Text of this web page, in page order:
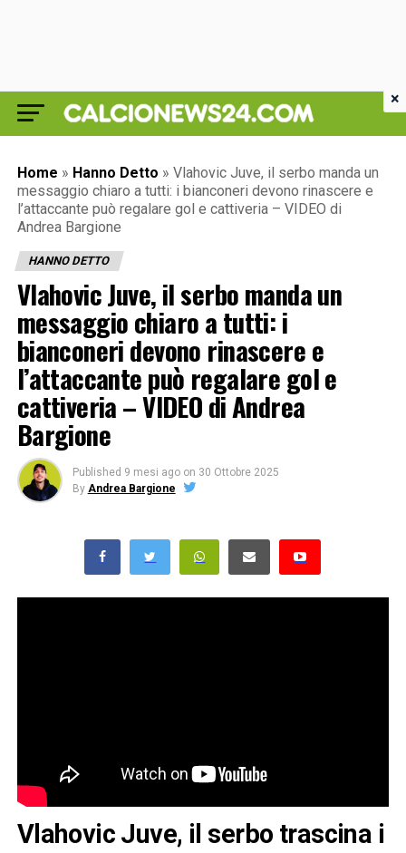
Home » Hanno Detto » Vlahovic Juve, il serbo manda un
messaggio chiaro a tutti: i bianconeri devono rinascere e
l’attaccante può regalare gol e cattiveria – VIDEO di
Andrea Bargione
HANNO DETTO
Vlahovic Juve, il serbo manda un
messaggio chiaro a tutti: i
bianconeri devono rinascere e
l’attaccante può regalare gol e
cattiveria – VIDEO di Andrea
Bargione
Published 9 mesi ago on 30 Ottobre 2025
By Andrea Bargione
Vlahovic Juve, il serbo trascina i
×